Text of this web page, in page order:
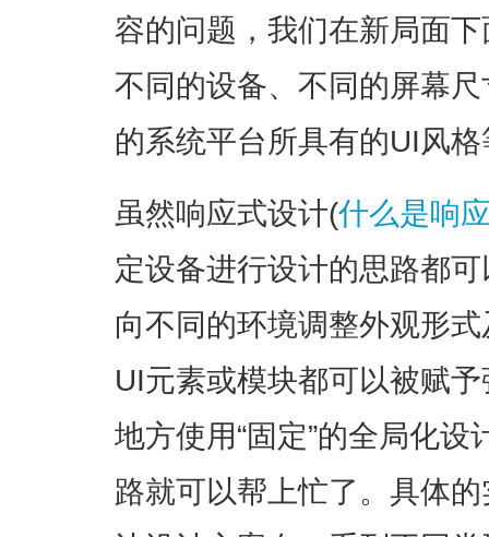
容的问题，我们在新局面
不同的设备、不同的屏幕
的系统平台所具有的UI风
虽然响应式设计(什么是响
定设备进行设计的思路都
向不同的环境调整外观形
UI元素或模块都可以被赋
地方使用“固定”的全局化设
路就可以帮上忙了。具体